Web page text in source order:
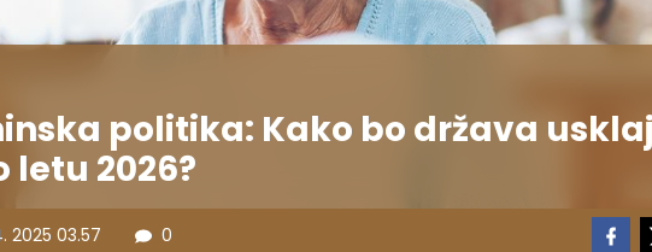
politika: Kako bo država
letu 2026?
2025 03.57 0